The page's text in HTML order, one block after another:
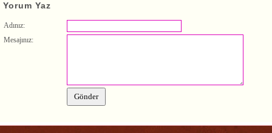
Yorum Yaz
Adınız:
Mesajınız: